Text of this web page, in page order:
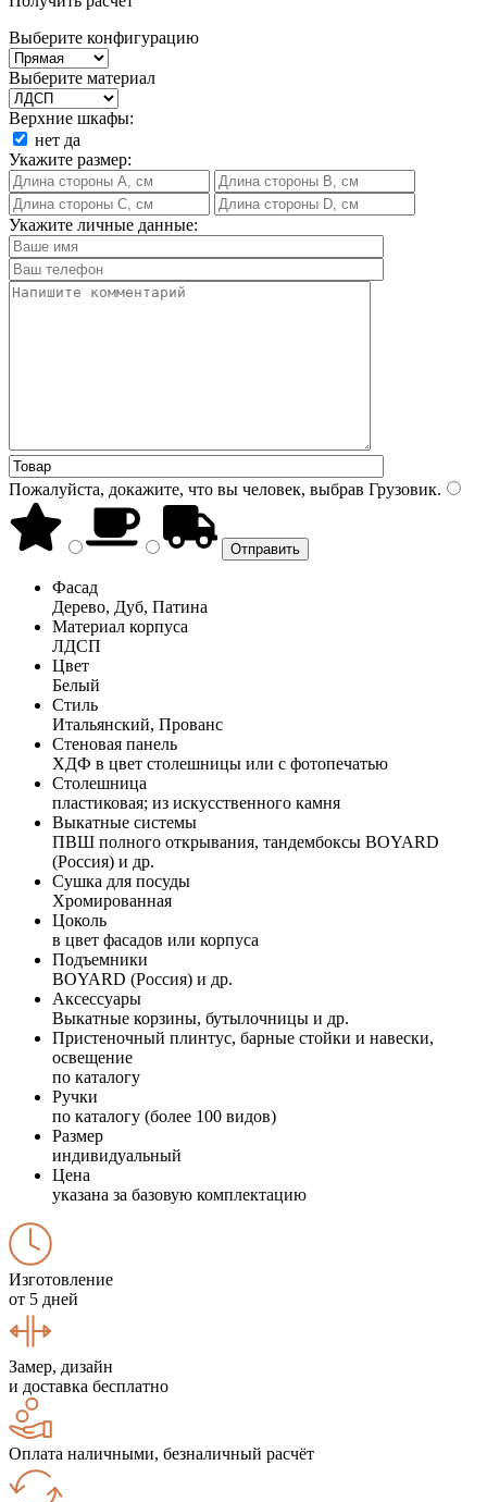
Выберите конфигурацию
Выберите материал
Верхние шкафы:
нет да
Укажите размер:
Укажите личные данные:
Пожалуйста, докажите, что вы человек, выбрав Грузовик.
Фасад
Дерево, Дуб, Патина
Материал корпуса
ЛДСП
Цвет
Белый
Стиль
Итальянский, Прованс
Стеновая панель
ХДФ в цвет столешницы или с фотопечатью
Столешница
пластиковая; из искусственного камня
Выкатные системы
ПВШ полного открывания, тандембоксы BOYARD
(Россия) и др.
Сушка для посуды
Хромированная
Цоколь
в цвет фасадов или корпуса
Подъемники
BOYARD (Россия) и др.
Аксессуары
Выкатные корзины, бутылочницы и др.
Пристеночный плинтус, барные стойки и навески,
освещение
по каталогу
Ручки
по каталогу (более 100 видов)
Размер
индивидуальный
Цена
указана за базовую комплектацию
Изготовление
от 5 дней
Замер, дизайн
и доставка бесплатно
Оплата наличными, безналичный расчёт